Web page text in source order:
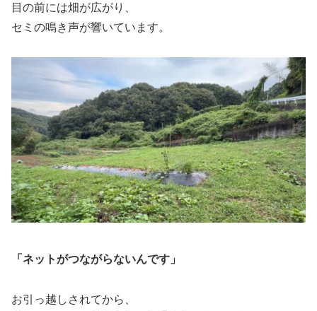
目の前には畑が広がり、
セミの鳴き声が響いています。
「ネットがつながらないんです」
お引っ越しされてから、